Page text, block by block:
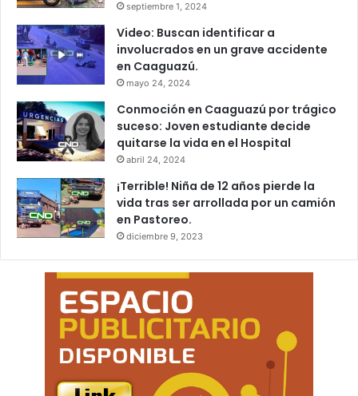
septiembre 1, 2024
Video: Buscan identificar a
involucrados en un grave accidente
en Caaguazú.
mayo 24, 2024
Conmoción en Caaguazú por trágico
suceso: Joven estudiante decide
quitarse la vida en el Hospital
abril 24, 2024
¡Terrible! Niña de 12 años pierde la
vida tras ser arrollada por un camión
en Pastoreo.
diciembre 9, 2023